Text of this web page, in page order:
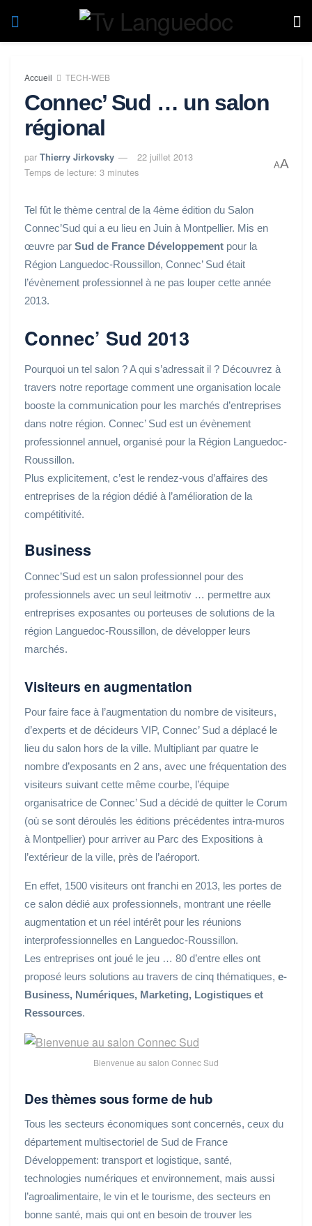
Accueil TECH-WEB
Connec’ Sud … un salon
régional
par Thierry Jirkovsky
22 juillet 2013
Temps de lecture: 3 minutes
AA
Tel fût le thème central de la 4ème édition du Salon
Connec’Sud qui a eu lieu en Juin à Montpellier. Mis en
œuvre par Sud de France Développement pour la
Région Languedoc-Roussillon, Connec’ Sud était
l’évènement professionnel à ne pas louper cette année
2013.
Connec’ Sud 2013
Pourquoi un tel salon ? A qui s’adressait il ? Découvrez à
travers notre reportage comment une organisation locale
booste la communication pour les marchés d’entreprises
dans notre région. Connec’ Sud est un évènement
professionnel annuel, organisé pour la Région Languedoc-
Roussillon.
Plus explicitement, c’est le rendez-vous d’affaires des
entreprises de la région dédié à l’amélioration de la
compétitivité.
Business
Connec’Sud est un salon professionnel pour des
professionnels avec un seul leitmotiv … permettre aux
entreprises exposantes ou porteuses de solutions de la
région Languedoc-Roussillon, de développer leurs
marchés.
Visiteurs en augmentation
Pour faire face à l’augmentation du nombre de visiteurs,
d’experts et de décideurs VIP, Connec’ Sud a déplacé le
lieu du salon hors de la ville. Multipliant par quatre le
nombre d’exposants en 2 ans, avec une fréquentation des
visiteurs suivant cette même courbe, l’équipe
organisatrice de Connec’ Sud a décidé de quitter le Corum
(où se sont déroulés les éditions précédentes intra-muros
à Montpellier) pour arriver au Parc des Expositions à
l’extérieur de la ville, près de l’aéroport.
En effet, 1500 visiteurs ont franchi en 2013, les portes de
ce salon dédié aux professionnels, montrant une réelle
augmentation et un réel intérêt pour les réunions
interprofessionnelles en Languedoc-Roussillon.
Les entreprises ont joué le jeu … 80 d’entre elles ont
proposé leurs solutions au travers de cinq thématiques, e-
Business, Numériques, Marketing, Logistiques et
Ressources.
Bienvenue au salon Connec Sud
Des thèmes sous forme de hub
Tous les secteurs économiques sont concernés, ceux du
département multisectoriel de Sud de France
Développement: transport et logistique, santé,
technologies numériques et environnement, mais aussi
l’agroalimentaire, le vin et le tourisme, des secteurs en
bonne santé, mais qui ont en besoin de trouver les